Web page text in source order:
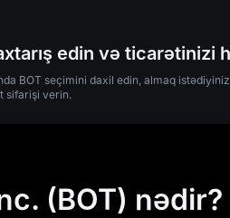
edin və ticarətinizi
BOT seçimini daxil edin, almaq
sifarişi verin.
(BOT) nədir?